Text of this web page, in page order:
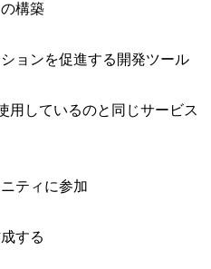
構築
ョンを促進する開発ツール
用しているのと同じサービス
ティに参加
する